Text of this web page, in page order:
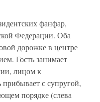
фанфар,
Федерации. Оба
дорожке в центре
Гость занимает
лицом к
с супругой,
порядке (слева